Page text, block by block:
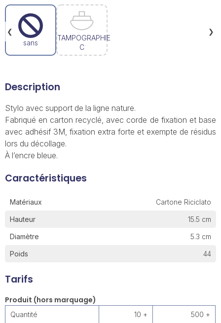
sans
TAMPOGRAPHIE
C
❯
❮
Description
Stylo avec support de la ligne nature.
Fabriqué en carton recyclé, avec corde de fixation et base
avec adhésif 3M, fixation extra forte et exempte de résidus
lors du décollage.
À l’encre bleue.
Caractéristiques
Matériaux Cartone Riciclato
Hauteur 15.5 cm
Diamètre 5.3 cm
Poids 44
Tarifs
Produit (hors marquage)
Quantité 10 + 500 +